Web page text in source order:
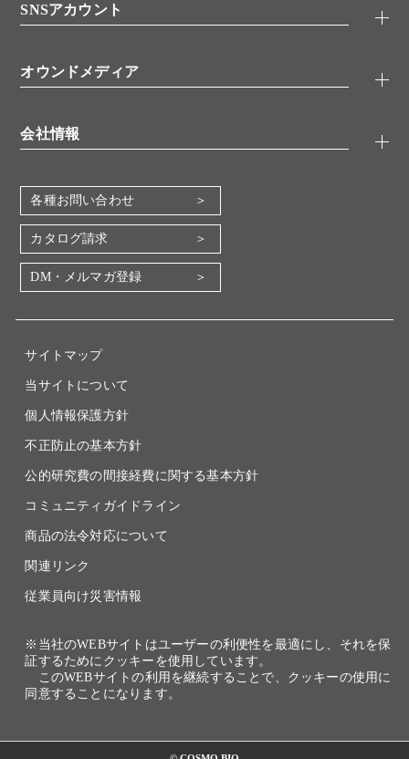
分子生物
バイオメディカル(環境・食品)
機器・消耗品
アプリケーションノート
書類ダウンロード
SNSアカウント
YouTube
オウンドメディア
会社情報
会社概要
地図・アクセス（本社）
IR情報
電子公告
各種お問い合わせ
カタログ請求
DM・メルマガ登録
サイトマップ
当サイトについて
個人情報保護方針
不正防止の基本方針
公的研究費の間接経費に関する基本方針
コミュニティガイドライン
商品の法令対応について
関連リンク
従業員向け災害情報
※当社のWEBサイトはユーザーの利便性を最適にし、それを保
証するためにクッキーを使用しています。
このWEBサイトの利用を継続することで、クッキーの使用に
同意することになります。